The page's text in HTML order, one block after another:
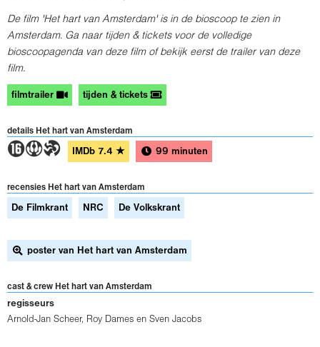
De film 'Het hart van Amsterdam' is in de bioscoop te zien in
Amsterdam. Ga naar tijden & tickets voor de volledige
bioscoopagenda van deze film of bekijk eerst de trailer van deze
film.
filmtrailer tijden & tickets
details Het hart van Amsterdam
6ST IMDb 7.4 ★ 99 minuten
recensies Het hart van Amsterdam
De Filmkrant NRC De Volkskrant
poster van Het hart van Amsterdam
cast & crew Het hart van Amsterdam
regisseurs
Arnold-Jan Scheer, Roy Dames en Sven Jacobs